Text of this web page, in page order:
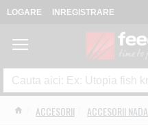
LOGARE INREGISTRARE
ACCESORII ACCESORII NADA